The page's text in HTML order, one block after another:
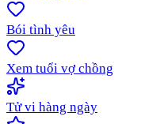
Bói tình yêu
Xem tuổi vợ chồng
Tử vi hàng ngày